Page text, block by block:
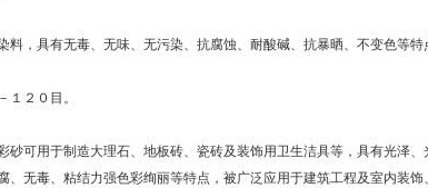
，具有无毒、无味、无污染、抗腐蚀、耐酸碱、抗暴晒、不变色等特
１２０目。
可用于制造大理石、地板砖、瓷砖及装饰用卫生洁具等，具有光泽
无毒、粘结力强色彩绚丽等特点，被广泛应用于建筑工程及室内装